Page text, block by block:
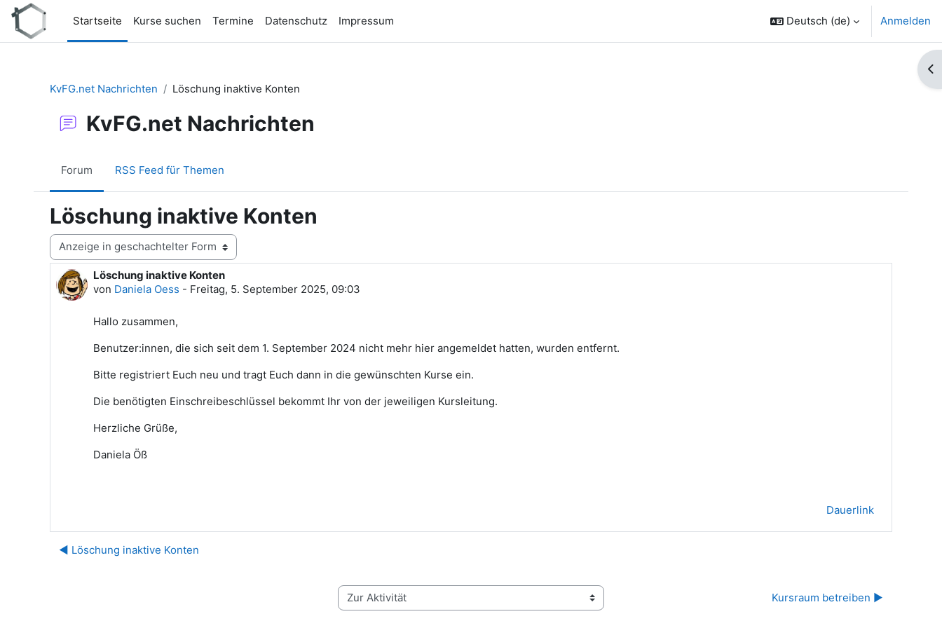
Zum Hauptinhalt
Startseite
Kurse suchen Termine Datenschutz Impressum Deutsch ‎(de)‎ Anmelden
KvFG.net Nachrichten
Löschung inaktive Konten
KvFG.net Nachrichten
Forum RSS Feed für Themen
Löschung inaktive Konten
Anzeigemodus
Löschung inaktive Konten
von Daniela Oess - Freitag, 5. September 2025, 09:03
Anzahl Antworten: 0
Hallo zusammen,
Benutzer:innen, die sich seit dem 1. September 2024 nicht mehr hier angemeldet hatten, wurden entfernt.
Bitte registriert Euch neu und tragt Euch dann in die gewünschten Kurse ein.
Die benötigten Einschreibeschlüssel bekommt Ihr von der jeweiligen Kursleitung.
Herzliche Grüße,
Daniela Öß
Dauerlink
◀︎ Löschung inaktive Konten
Zur Aktivität Kursraum betreiben ▶︎